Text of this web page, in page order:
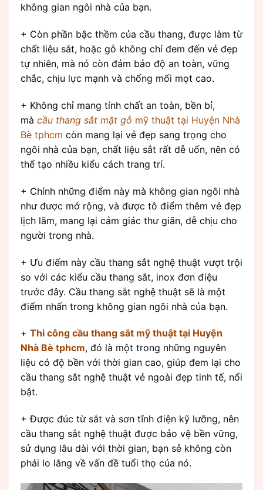
không gian ngôi nhà của bạn.
+ Còn phần bậc thềm của cầu thang, được làm từ
chất liệu sắt, hoặc gỗ không chỉ đem đến vẻ đẹp
tự nhiên, mà nó còn đảm bảo độ an toàn, vững
chắc, chịu lực mạnh và chống mối mọt cao.
+ Không chỉ mang tính chất an toàn, bền bỉ,
mà cầu thang sắt mặt gỗ mỹ thuật tại Huyện Nhà
Bè tphcm còn mang lại vẻ đẹp sang trọng cho
ngôi nhà của bạn, chất liệu sắt rất dễ uốn, nên có
thể tạo nhiều kiểu cách trang trí.
+ Chính những điểm này mà không gian ngôi nhà
như được mở rộng, và được tô điểm thêm vẻ đẹp
lịch lãm, mang lại cảm giác thư giãn, dễ chịu cho
người trong nhà.
+ Ưu điểm này cầu thang sắt nghệ thuật vượt trội
so với các kiểu cầu thang sắt, inox đơn điệu
trước đây. Cầu thang sắt nghệ thuật sẽ là một
điểm nhấn trong không gian ngôi nhà của bạn.
+ Thi công cầu thang sắt mỹ thuật tại Huyện
Nhà Bè tphcm, đó là một trong những nguyên
liệu có độ bền với thời gian cao, giúp đem lại cho
cầu thang sắt nghệ thuật vẻ ngoài đẹp tinh tế, nổi
bật.
+ Được đúc từ sắt và sơn tĩnh điện kỹ lưỡng, nên
cầu thang sắt nghệ thuật được bảo vệ bền vững,
sử dụng lâu dài với thời gian, bạn sẻ không còn
phải lo lắng về vấn đề tuổi thọ của nó.